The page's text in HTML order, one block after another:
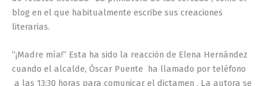
blog en el que habitualmente escribe sus creaciones
literarias.
“¡Madre mía!” Esta ha sido la reacción de Elena Hernández
cuando el alcalde, Óscar Puente ha llamado por teléfono
a las 13:30 horas para comunicar el dictamen . La autora se